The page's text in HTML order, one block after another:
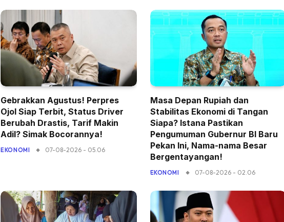
Gebrakkan Agustus! Perpres
Ojol Siap Terbit, Status Driver
Berubah Drastis, Tarif Makin
Adil? Simak Bocorannya!
EKONOMI 07-08-2026 - 05.06
Masa Depan Rupiah dan
Stabilitas Ekonomi di Tangan
Siapa? Istana Pastikan
Pengumuman Gubernur BI Baru
Pekan Ini, Nama-nama Besar
Bergentayangan!
EKONOMI 07-08-2026 - 02.06